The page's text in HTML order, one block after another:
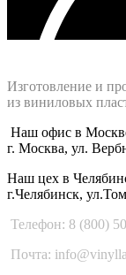
Изготовление и
из виниловых
Наш офис в
г. Москва, ул.
Наш цех в
г.Челябинск,
Телефон: 8 (800)
Почта: